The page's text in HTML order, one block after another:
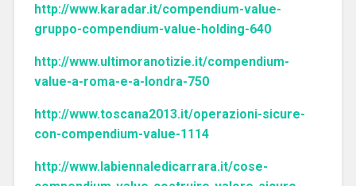
http://www.karadar.it/compendium-value-
gruppo-compendium-value-holding-640
http://www.ultimoranotizie.it/compendium-
value-a-roma-e-a-londra-750
http://www.toscana2013.it/operazioni-sicure-
con-compendium-value-1114
http://www.labiennaledicarrara.it/cose-